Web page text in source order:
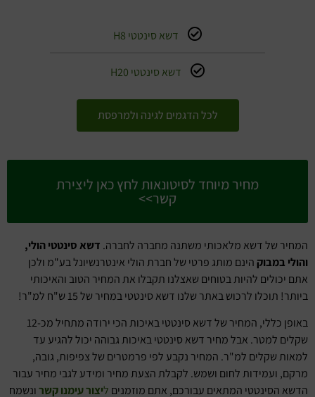
דשא סינטטי H8
דשא סינטטי H20
לכל הדגמים לגינה ולמרפסת
מחיר מיוחד לסיטונאות לחץ כאן ליצירת
קשר>>
המחיר של דשא מלאכותי משתנה מחברה לחברה. דשא סינטטי הולי,
והולי במבוקהינם מותג פרטי של חברת הולי אינטרנשיונל בע"מ ולכן
אתם יכולים להיות בטוחים שאצלנו תקבלו את המחיר הטוב והאיכותי
ביותר! תוכלו לרכוש באתר שלנו דשא סינטטי במחיר של 15 ש"ח למ"ר!
באופן כללי, המחיר של דשא סינטטי באיכות הכי ירודה מתחיל מכ-12
שקלים למטר. אבל מחיר דשא סינטטי באיכות גבוהה יכול להגיע עד
למאות שקלים למ"ר. המחיר נקבע לפי פרמטרים של צפיפות, גובה,
מרקם, ועמידות לחום ושמש. לקבלת הצעת מחיר ומידע לגבי מחיר עבור
הדשא הסינטטי המתאים עבורכם, אתם מוזמנים ליצור עימנו קשרונשמח